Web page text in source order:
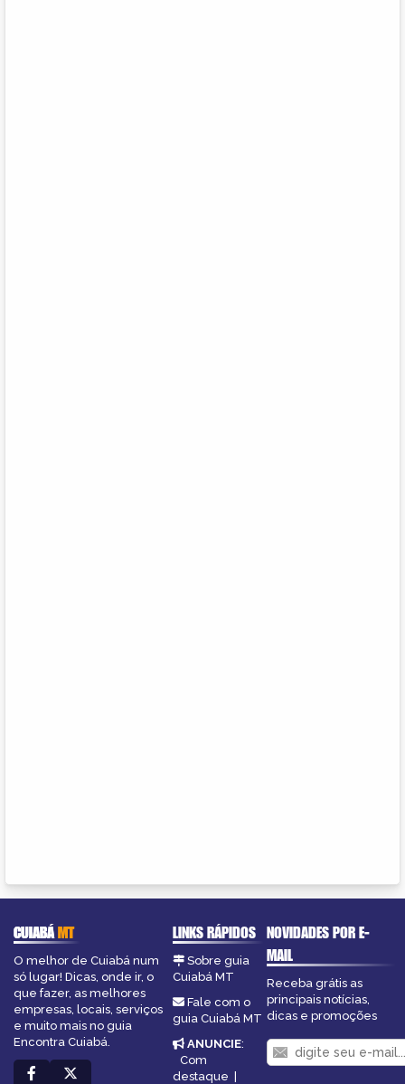
CUIABÁMT
O melhor de Cuiabá num
só lugar! Dicas, onde ir, o
que fazer, as melhores
empresas, locais, serviços
e muito mais no guia
Encontra Cuiabá.
LINKS RÁPIDOS
Sobre guia
Cuiabá MT
Fale com o
guia Cuiabá MT
ANUNCIE:
Com
destaque |
NOVIDADES POR E-
MAIL
Receba grátis as
principais notícias,
dicas e promoções